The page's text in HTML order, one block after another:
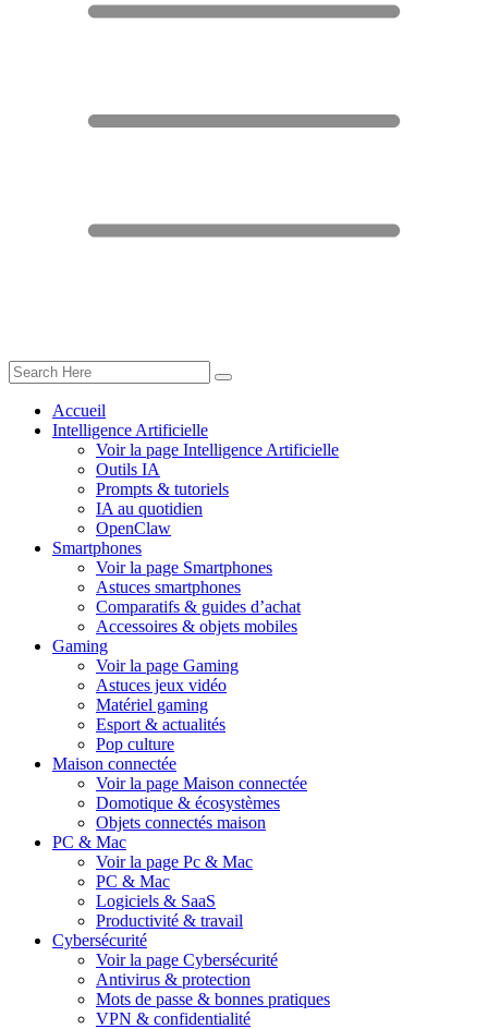
Accueil
Intelligence Artificielle
Voir la page Intelligence Artificielle
Outils IA
Prompts & tutoriels
IA au quotidien
OpenClaw
Smartphones
Voir la page Smartphones
Astuces smartphones
Comparatifs & guides d’achat
Accessoires & objets mobiles
Gaming
Voir la page Gaming
Astuces jeux vidéo
Matériel gaming
Esport & actualités
Pop culture
Maison connectée
Voir la page Maison connectée
Domotique & écosystèmes
Objets connectés maison
PC & Mac
Voir la page Pc & Mac
PC & Mac
Logiciels & SaaS
Productivité & travail
Cybersécurité
Voir la page Cybersécurité
Antivirus & protection
Mots de passe & bonnes pratiques
VPN & confidentialité